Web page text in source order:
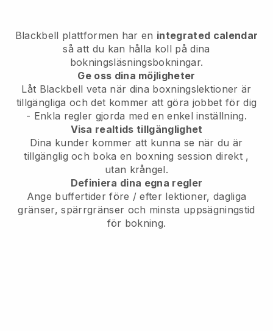
Blackbell plattformen har en integrated calendar
så att du kan hålla koll på dina
bokningsläsningsbokningar.
Ge oss dina möjligheter
Låt Blackbell veta när dina boxningslektioner är
tillgängliga och det kommer att göra jobbet för dig
- Enkla regler gjorda med en enkel inställning.
Visa realtids tillgänglighet
Dina kunder kommer att kunna se när du är
tillgängligoch boka en boxning session direkt ,
utan krångel.
Definiera dina egna regler
Ange buffertider före / efter lektioner, dagliga
gränser, spärrgränser och minsta uppsägningstid
för bokning.